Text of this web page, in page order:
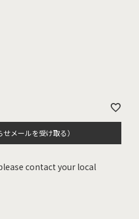
メールを受け取る）
contact your local